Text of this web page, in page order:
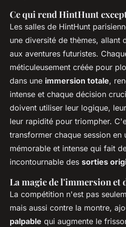
Ce qui rend HintHunt
Les salles de HintHunt
une diversité de thèmes, allant
aux aventures futuristes.
méticuleusement créée pour
dans une immersion totale,
intense et chaque décision
doivent utiliser leur logique,
leur rapidité pour triompher.
transformer chaque session en
mémorable et intense qui fait
incontournable des sorties
La magie de l'immersion et
La compétition n'est pas
mais aussi contre la montre,
palpable qui augmente le